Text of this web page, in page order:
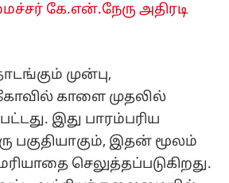
கே.என்.நேரு அதிரடி
முன்பு,
காளை முதலில்
இது பாரம்பரிய
பகுதியாகும், இதன் மூலம்
செலுத்தப்படுகிறது.